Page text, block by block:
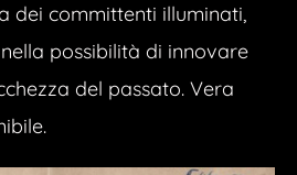
dei committenti illuminati,
possibilità di innovare
del passato. Vera